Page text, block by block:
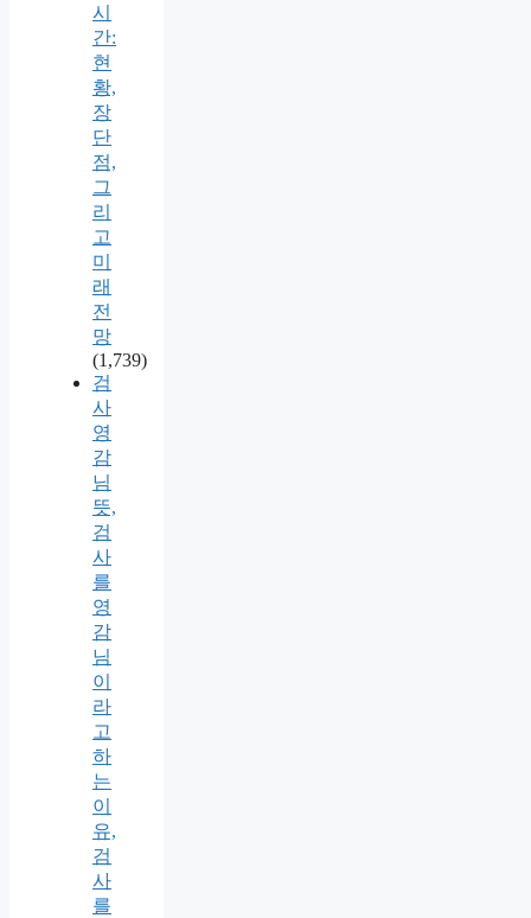
시
간:
현
황,
장
단
점,
그
리
고
미
래
전
망
(1,739)
검
사
영
감
님
뜻,
검
사
를
영
감
님
이
라
고
하
는
이
유,
검
사
를